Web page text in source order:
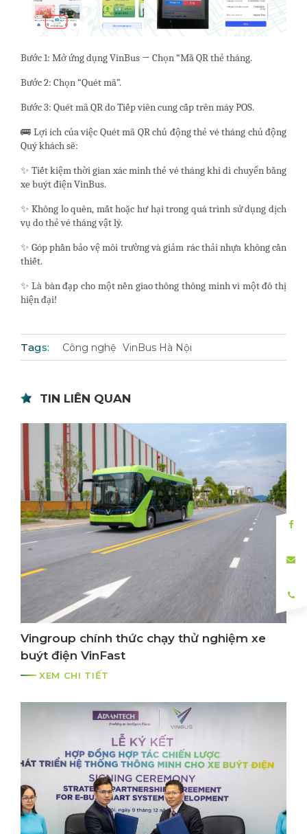
Bước 1: Mở ứng dụng VinBus → Chọn “Mã QR thẻ tháng.
Bước 2: Chọn “Quét mã”.
Bước 3: Quét mã QR do Tiếp viên cung cấp trên máy POS.
🚌 Lợi ích của việc Quét mã QR chủ động thẻ vé tháng chủ động
Quý khách sẽ:
✨ Tiết kiệm thời gian xác minh thẻ vé tháng khi di chuyển bằng
xe buýt điện VinBus.
✨ Không lo quên, mất hoặc hư hại trong quá trình sử dụng dịch
vụ do thẻ vé tháng vật lý.
✨ Góp phần bảo vệ môi trường và giảm rác thải nhựa không cần
thiết.
✨ Là bàn đạp cho một nền giao thông thông minh vì một đô thị
hiện đại!
Tags: Công nghệ VinBus Hà Nội
TIN LIÊN QUAN
Vingroup chính thức chạy thử nghiệm xe
buýt điện VinFast
XEM CHI TIẾT